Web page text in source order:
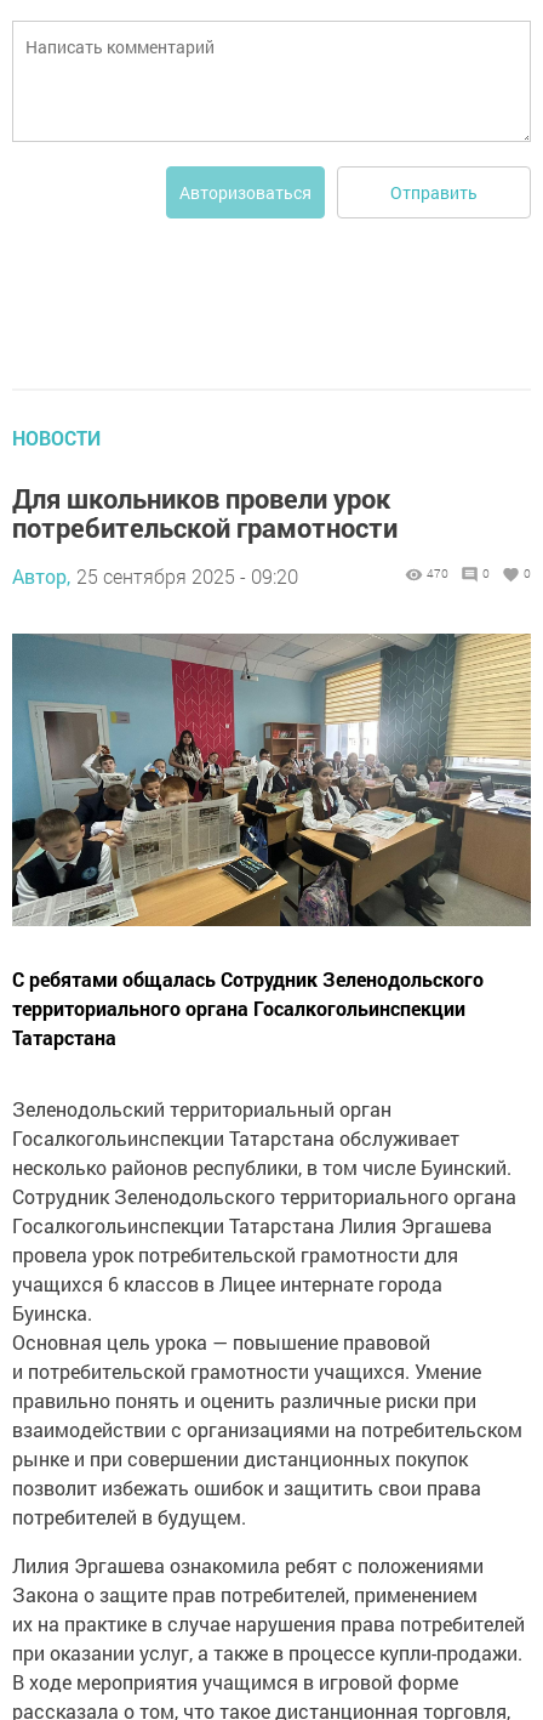
Авторизоваться Отправить
НОВОСТИ
Для школьников провели урок
потребительской грамотности
Автор, 25 сентября 2025 - 09:20 470 0 0
С ребятами общалась Сотрудник Зеленодольского
территориального органа Госалкогольинспекции
Татарстана
Зеленодольский территориальный орган
Госалкогольинспекции Татарстана обслуживает
несколько районов республики, в том числе Буинский.
Сотрудник Зеленодольского территориального органа
Госалкогольинспекции Татарстана Лилия Эргашева
провела урок потребительской грамотности для
учащихся 6 классов в Лицее интернате города
Буинска.
Основная цель урока — повышение правовой
и потребительской грамотности учащихся. Умение
правильно понять и оценить различные риски при
взаимодействии с организациями на потребительском
рынке и при совершении дистанционных покупок
позволит избежать ошибок и защитить свои права
потребителей в будущем.
Лилия Эргашева ознакомила ребят с положениями
Закона о защите прав потребителей, применением
их на практике в случае нарушения права потребителей
при оказании услуг, а также в процессе купли-продажи.
В ходе мероприятия учащимся в игровой форме
рассказала о том, что такое дистанционная торговля,